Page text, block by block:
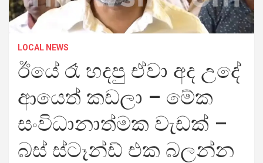
LOCAL NEWS
ඊයේ රෑ හදපු ඒවා අද උදේ
ආයෙත් කඩලා – මේක
සංවිධානාත්මක වැඩක් –
බස් ස්ටෑන්ඩ් එක බලන්න